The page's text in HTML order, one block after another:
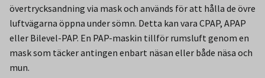
övertrycksandning via mask och används för att hålla de övre
luftvägarna öppna under sömn. Detta kan vara CPAP, APAP
eller Bilevel-PAP. En PAP-maskin tillför rumsluft genom en
mask som täcker antingen enbart näsan eller både näsa och
mun.